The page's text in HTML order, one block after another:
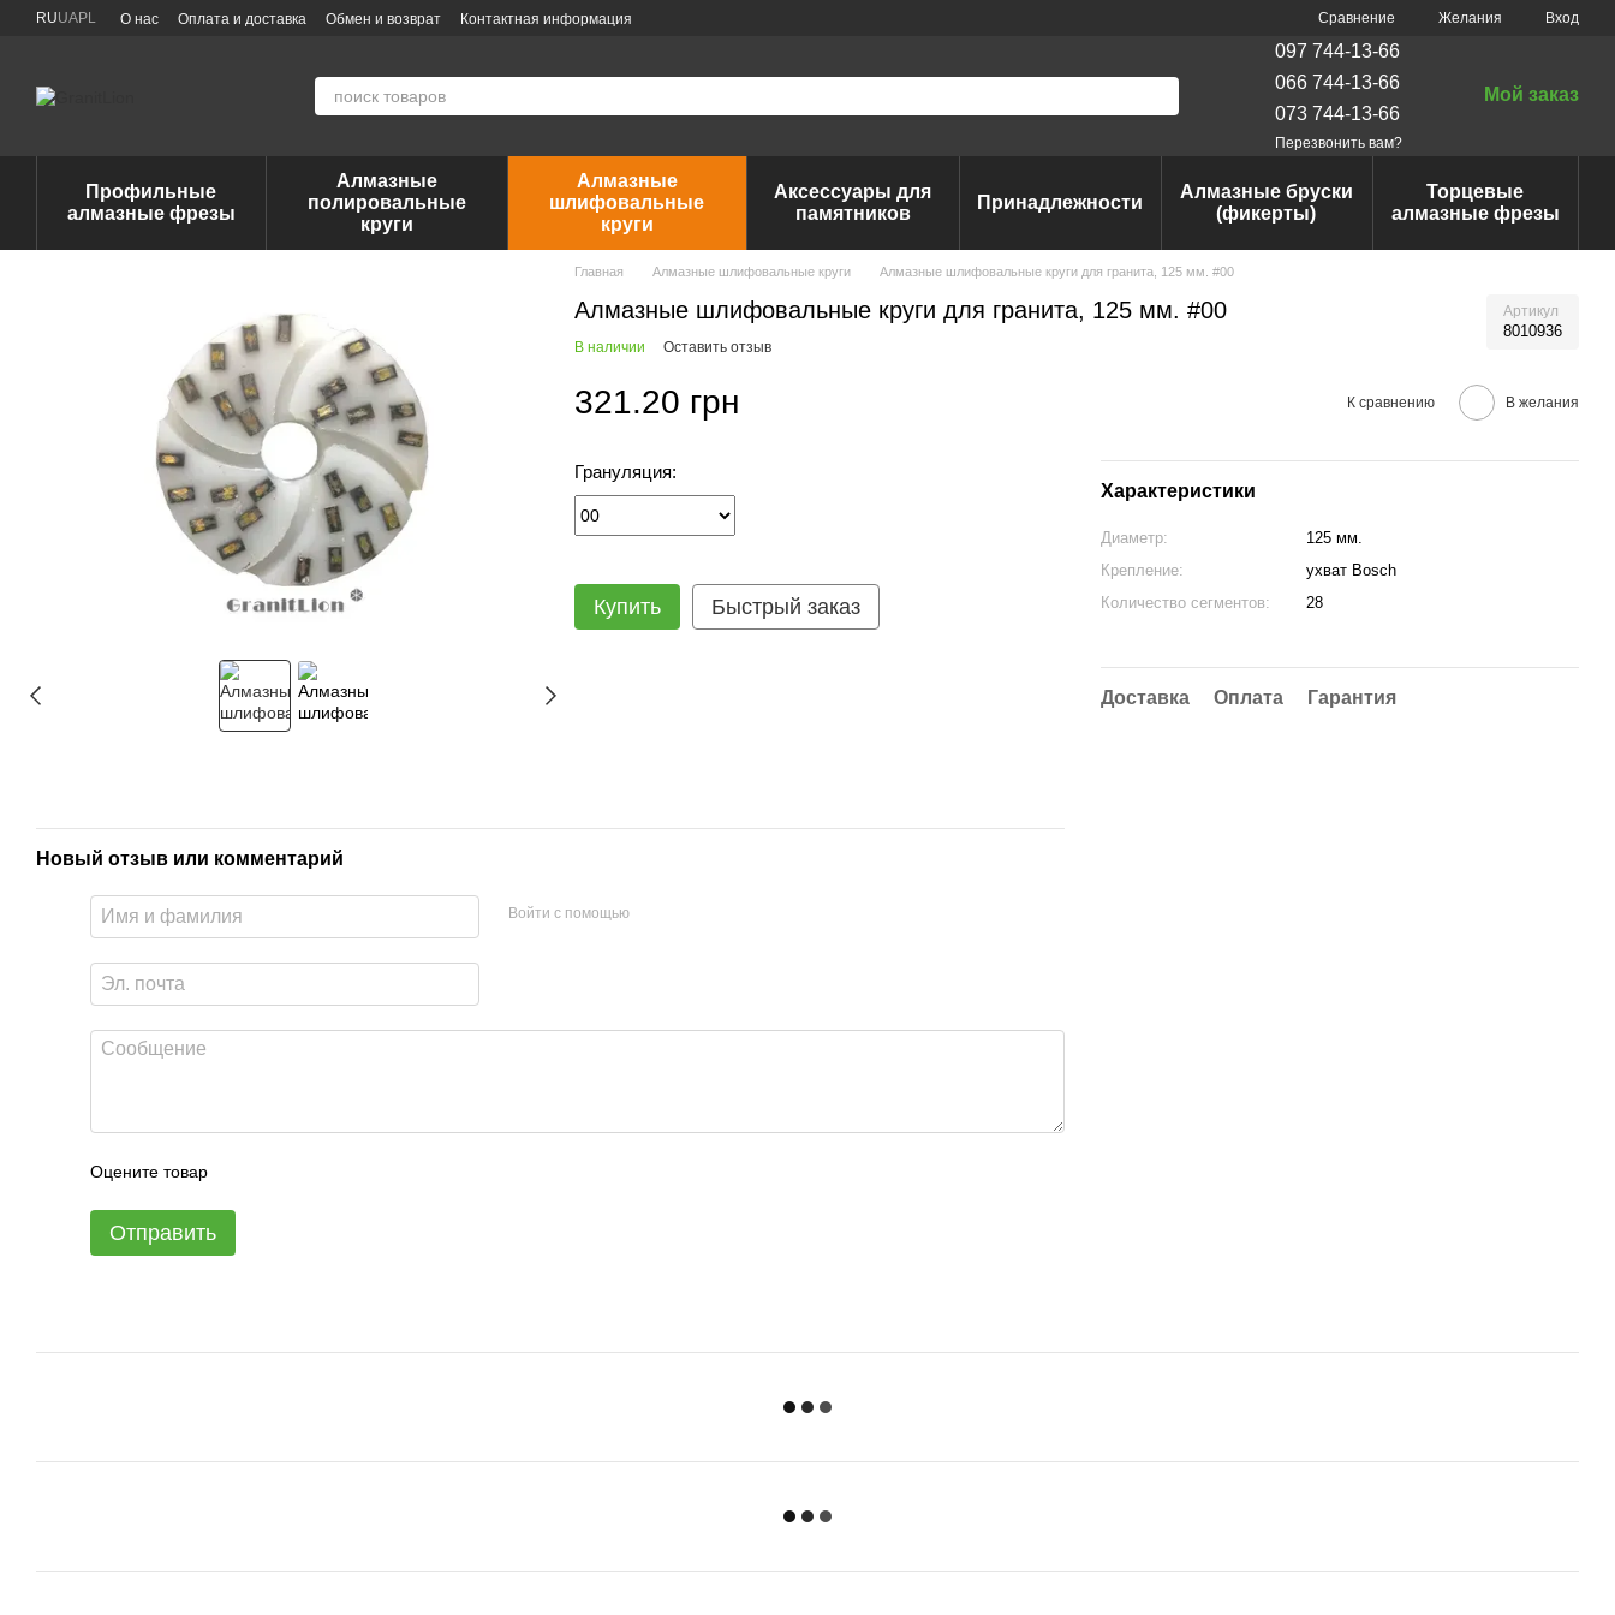
Перейти к основному контенту
RUUAPL О нас Оплата и доставка Обмен и возврат Контактная информация Сравнение Желания Вход
097 744-13-66
066 744-13-66
073 744-13-66
Перезвонить вам?
Мой заказ
Профильные
алмазные фрезы
Алмазные
полировальные
круги
Алмазные
шлифовальные
круги
Аксессуары для
памятников
Принадлежности
Алмазные бруски
(фикерты)
Торцевые
алмазные фрезы
Главная Алмазные шлифовальные круги Алмазные шлифовальные круги для гранита, 125 мм. #00
Алмазные шлифовальные круги для гранита, 125 мм. #00 Артикул
8010936
В наличии Оставить отзыв
321.20 грн К сравнению В желания
Грануляция:
Купить Быстрый заказ
Характеристики
Диаметр:
125 мм.
Крепление:
ухват Bosch
Количество сегментов:
28
Доставка Оплата Гарантия
Новый отзыв или комментарий
Войти с помощью
Оцените товар
Отправить